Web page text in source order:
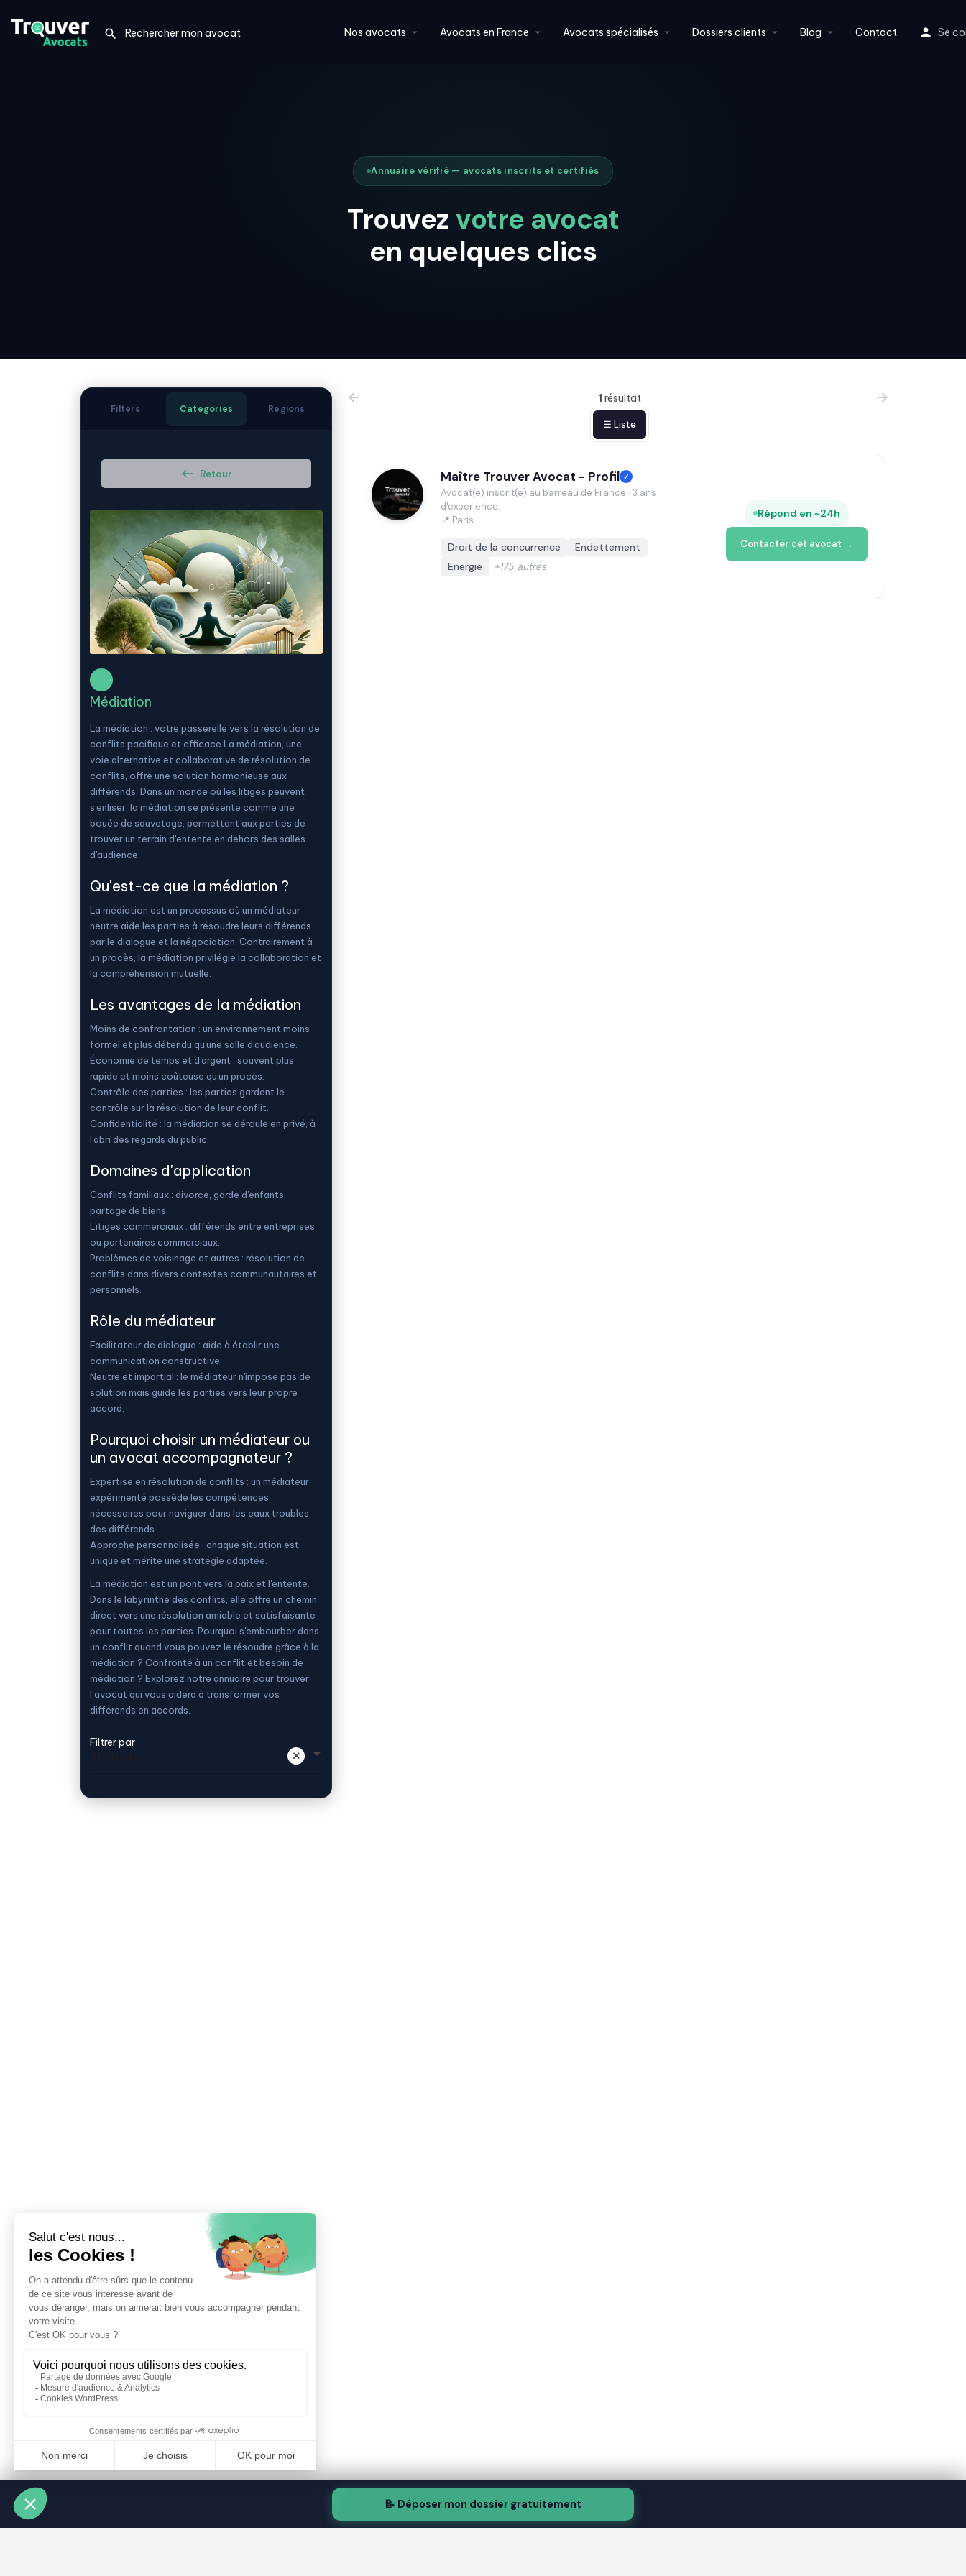
Nos avocats Avocats en France Avocats spécialisés Dossiers clients Blog Contact Se
Annuaire vérifié — avocats inscrits et certifiés
Trouvez votre avocat
en quelques clics
Filters Categories Regions
Retour
Médiation
La médiation : votre passerelle vers la résolution de
conflits pacifique et efficace La médiation, une
voie alternative et collaborative de résolution de
conflits, offre une solution harmonieuse aux
différends. Dans un monde où les litiges peuvent
s'enliser, la médiation se présente comme une
bouée de sauvetage, permettant aux parties de
trouver un terrain d'entente en dehors des salles
d'audience.
Qu'est-ce que la médiation ?
La médiation est un processus où un médiateur
neutre aide les parties à résoudre leurs différends
par le dialogue et la négociation. Contrairement à
un procès, la médiation privilégie la collaboration et
la compréhension mutuelle.
Les avantages de la médiation
Moins de confrontation : un environnement moins
formel et plus détendu qu'une salle d'audience.
Économie de temps et d'argent : souvent plus
rapide et moins coûteuse qu'un procès.
Contrôle des parties : les parties gardent le
contrôle sur la résolution de leur conflit.
Confidentialité : la médiation se déroule en privé, à
l'abri des regards du public.
Domaines d'application
Conflits familiaux : divorce, garde d'enfants,
partage de biens.
Litiges commerciaux : différends entre entreprises
ou partenaires commerciaux.
Problèmes de voisinage et autres : résolution de
conflits dans divers contextes communautaires et
personnels.
Rôle du médiateur
Facilitateur de dialogue : aide à établir une
communication constructive.
Neutre et impartial : le médiateur n'impose pas de
solution mais guide les parties vers leur propre
accord.
Pourquoi choisir un médiateur ou
un avocat accompagnateur ?
Expertise en résolution de conflits : un médiateur
expérimenté possède les compétences
nécessaires pour naviguer dans les eaux troubles
des différends.
Approche personnalisée : chaque situation est
unique et mérite une stratégie adaptée.
La médiation est un pont vers la paix et l'entente.
Dans le labyrinthe des conflits, elle offre un chemin
direct vers une résolution amiable et satisfaisante
pour toutes les parties. Pourquoi s'embourber dans
un conflit quand vous pouvez le résoudre grâce à la
médiation ? Confronté à un conflit et besoin de
médiation ? Explorez notre annuaire pour trouver
l’avocat qui vous aidera à transformer vos
différends en accords.
Filtrer par
1 résultat
☰ Liste
Maître Trouver Avocat - Profil ✓
Avocat(e) inscrit(e) au barreau de France · 3 ans
d'experience.
📍 Paris
Droit de la concurrence
Endettement
Energie
+175 autres
Répond en ~24h
Contacter cet avocat →
📝 Déposer mon dossier gratuitement